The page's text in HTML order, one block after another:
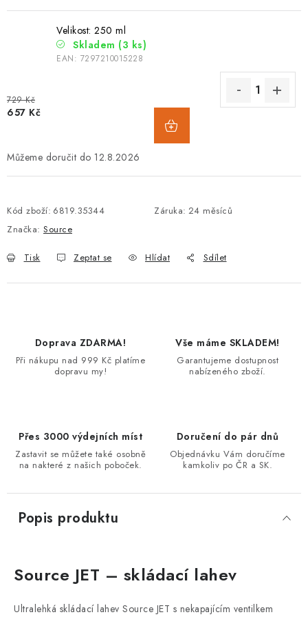
Velikost: 250 ml
Skladem (3 ks)
EAN: 7297210015228
729 Kč
657 Kč
12.8.2026
Kód zboží: 6819.35344 Záruka: 24 měsíců
Značka: Source
Tisk Zeptat se Hlídat Sdílet
Doprava ZDARMA!
Při nákupu nad 999 Kč platíme
dopravu my!
Vše máme SKLADEM!
Garantujeme dostupnost
nabízeného zboží.
Přes 3000 výdejních míst
Zastavit se můžete také osobně
na nakteré z našich poboček.
Doručení do pár dnů
Objednávku Vám doručíme
kamkoliv po ČR a SK.
Popis produktu
Source JET – skládací lahev
Ultralehká skládací lahev Source JET s nekapajícím ventilkem